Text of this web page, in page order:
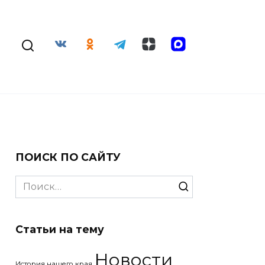
ПОИСК ПО САЙТУ
Search
for:
Статьи на тему
Новости